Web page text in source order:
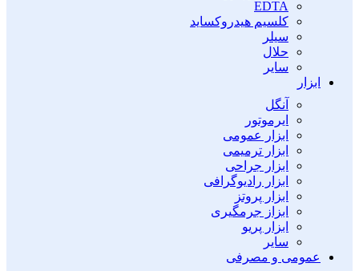
EDTA
کلسیم هیدروکساید
سیلر
حلال
سایر
ابزار
آنگل
ایرموتور
ابزار عمومی
ابزار ترمیمی
ابزار جراحی
ابزار رادیوگرافی
ابزار پروتز
ابزاز جرمگیری
ابزار پریو
سایر
عمومی و مصرفی